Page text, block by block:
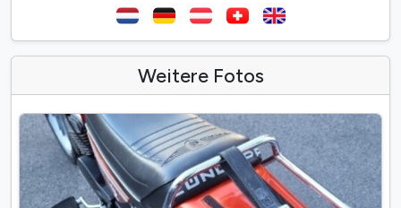
Weitere Fotos